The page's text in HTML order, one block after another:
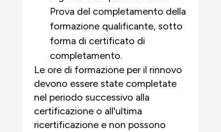
Prova del completamento della
formazione qualificante, sotto
forma di certificato di
completamento.
Le ore di formazione per il rinnovo
devono essere state completate
nel periodo successivo alla
certificazione o all'ultima
ricertificazione e non possono